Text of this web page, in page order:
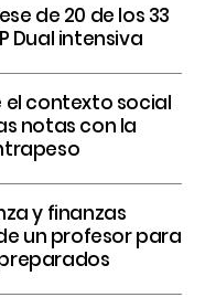
de 20 de los 33
Dual intensiva
el contexto social
notas con la
y finanzas
un profesor para